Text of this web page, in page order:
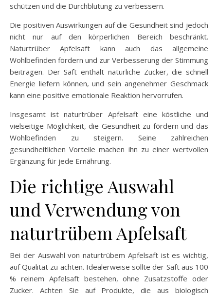
schützen und die Durchblutung zu verbessern.
Die positiven Auswirkungen auf die Gesundheit sind jedoch
nicht nur auf den körperlichen Bereich beschränkt.
Naturtrüber Apfelsaft kann auch das allgemeine
Wohlbefinden fördern und zur Verbesserung der Stimmung
beitragen. Der Saft enthält natürliche Zucker, die schnell
Energie liefern können, und sein angenehmer Geschmack
kann eine positive emotionale Reaktion hervorrufen.
Insgesamt ist naturtrüber Apfelsaft eine köstliche und
vielseitige Möglichkeit, die Gesundheit zu fördern und das
Wohlbefinden zu steigern. Seine zahlreichen
gesundheitlichen Vorteile machen ihn zu einer wertvollen
Ergänzung für jede Ernährung.
Die richtige Auswahl
und Verwendung von
naturtrübem Apfelsaft
Bei der Auswahl von naturtrübem Apfelsaft ist es wichtig,
auf Qualität zu achten. Idealerweise sollte der Saft aus 100
% reinem Apfelsaft bestehen, ohne Zusatzstoffe oder
Zucker. Achten Sie auf Produkte, die aus biologisch